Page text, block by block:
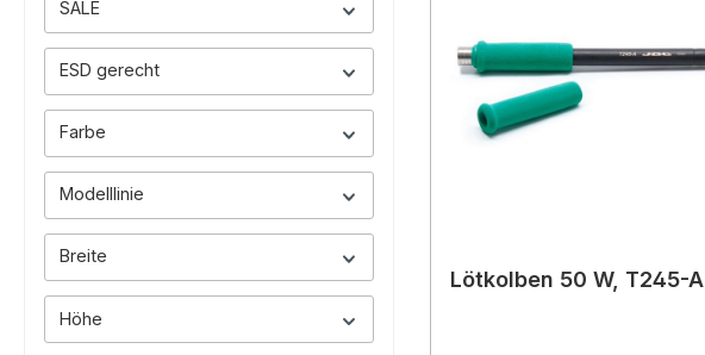
SALE
ESD gerecht
Farbe
Modelllinie
Breite
Höhe
Lötkolben 50 W, T245-A